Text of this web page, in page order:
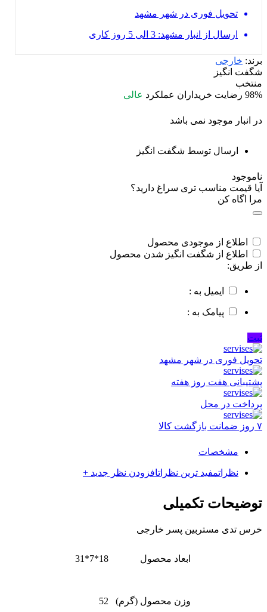
تحویل فوری در شهر مشهد
ارسال از انبار مشهد: 3 الی 5 روز کاری
برند: خارجی
شگفت انگیز
منتخب
98% رضایت خریداران عملکرد عالی
در انبار موجود نمی باشد
ارسال توسط شگفت انگیز
ناموجود
آیا قیمت مناسب تری سراغ دارید؟
مرا اگاه کن
اطلاع از موجودی محصول
اطلاع از شگفت انگیز شدن محصول
از طریق:
ایمیل به :
پیامک به :
ثبت
تحویل فوری در شهر مشهد
پشتیبانی هفت روز هفته
پرداخت در محل
۷ روز ضمانت بازگشت کالا
مشخصات
نظراتمفید ترین نظراتافزودن نظر جدید +
توضیحات تکمیلی
خرس تدی مستربین پسر خارجی
ابعاد محصول 18*7*31
وزن محصول (گرم) 52